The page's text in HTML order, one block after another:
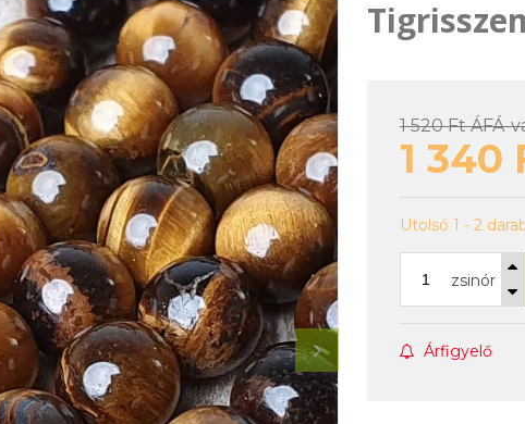
1 520 FtÁFÁ-
1 340
Utolsó 1 - 2
zsinór
Árfigyelő